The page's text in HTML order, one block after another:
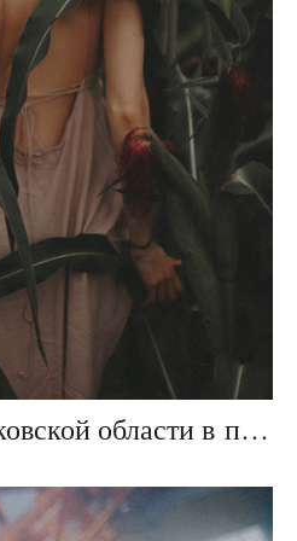
фотсессия в Московской области в поле